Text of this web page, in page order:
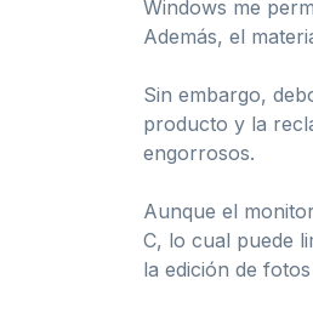
Windows me
Además, el
Sin embargo,
producto y la
engorrosos.
Aunque el
C, lo cual puede
la edición de